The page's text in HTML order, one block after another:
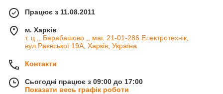
Працює з 11.08.2011
м. Харків
т. ц ,, Барабашово ,, маг. 21-01-286 Електротехнік,
вул.Раєвської 19А, Харків, Україна
Контакти
Сьогодні працює з 09:00 до 17:00
Показати весь графік роботи